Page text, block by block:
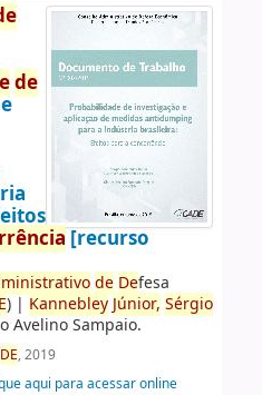
de
[recurso
de Defesa
)| Kannebley Júnior, Sérgio
Avelino Sampaio.
DE, 2019
aqui para acessar online